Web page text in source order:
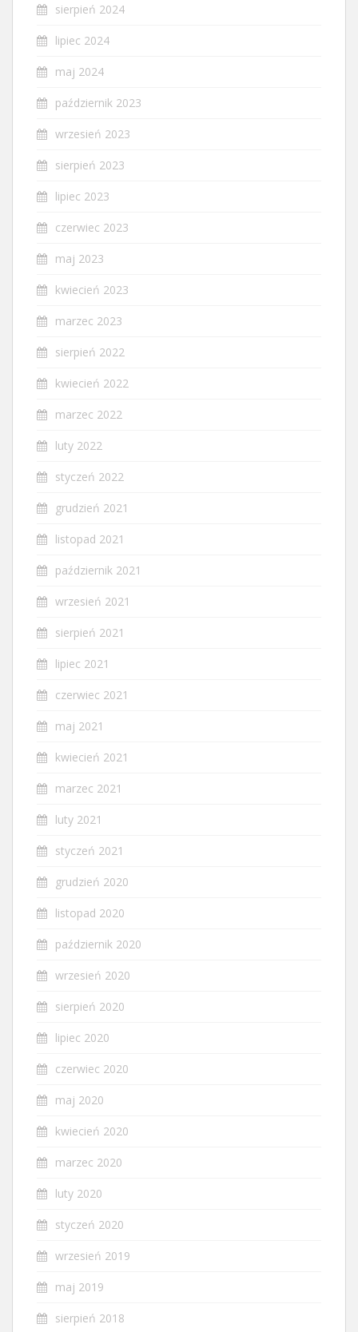
sierpień 2024
lipiec 2024
maj 2024
październik 2023
wrzesień 2023
sierpień 2023
lipiec 2023
czerwiec 2023
maj 2023
kwiecień 2023
marzec 2023
sierpień 2022
kwiecień 2022
marzec 2022
luty 2022
styczeń 2022
grudzień 2021
listopad 2021
październik 2021
wrzesień 2021
sierpień 2021
lipiec 2021
czerwiec 2021
maj 2021
kwiecień 2021
marzec 2021
luty 2021
styczeń 2021
grudzień 2020
listopad 2020
październik 2020
wrzesień 2020
sierpień 2020
lipiec 2020
czerwiec 2020
maj 2020
kwiecień 2020
marzec 2020
luty 2020
styczeń 2020
wrzesień 2019
maj 2019
sierpień 2018